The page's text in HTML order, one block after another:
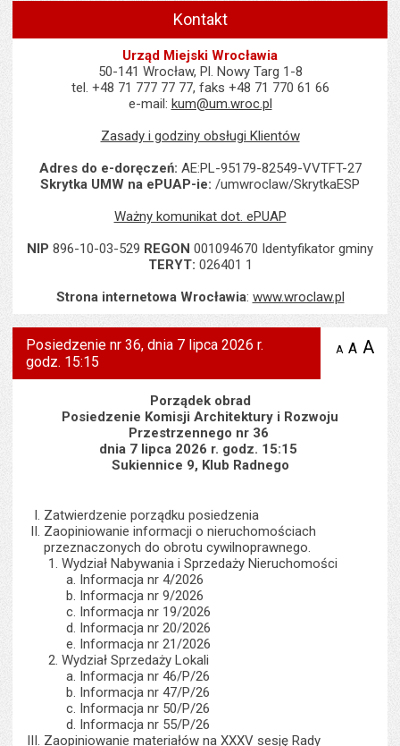
Kontakt
Urząd Miejski Wrocławia
50-141 Wrocław, Pl. Nowy Targ 1-8
tel. +48 71 777 77 77, faks +48 71 770 61 66
e-mail: kum@um.wroc.pl
Zasady i godziny obsługi Klientów
Adres do e-doręczeń: AE:PL-95179-82549-VVTFT-27
Skrytka UMW na ePUAP-ie: /umwroclaw/SkrytkaESP
Ważny komunikat dot. ePUAP
NIP 896-10-03-529 REGON 001094670 Identyfikator gminy
TERYT: 026401 1
Strona internetowa Wrocławia: www.wroclaw.pl
Posiedzenie nr 36, dnia 7 lipca 2026 r.
godz. 15:15
A zmniejsz
A A
Porządek obrad
Posiedzenie Komisji Architektury i Rozwoju
Przestrzennego nr 36
dnia 7 lipca 2026 r. godz. 15:15
Sukiennice 9, Klub Radnego
Zatwierdzenie porządku posiedzenia
Zaopiniowanie informacji o nieruchomościach
przeznaczonych do obrotu cywilnoprawnego.
Wydział Nabywania i Sprzedaży Nieruchomości
Informacja nr 4/2026
Informacja nr 9/2026
Informacja nr 19/2026
Informacja nr 20/2026
Informacja nr 21/2026
Wydział Sprzedaży Lokali
Informacja nr 46/P/26
Informacja nr 47/P/26
Informacja nr 50/P/26
Informacja nr 55/P/26
Zaopiniowanie materiałów na XXXV sesję Rady